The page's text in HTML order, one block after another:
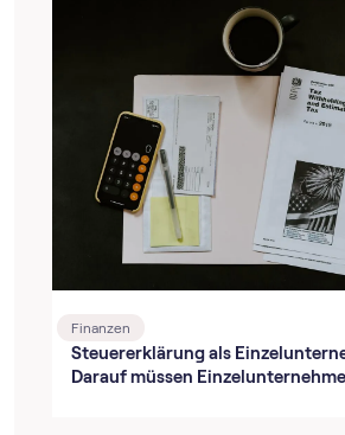
Finanzen
Steuererklärung als
Darauf müssen